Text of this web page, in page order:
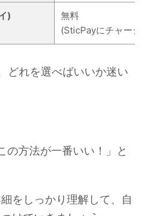
)
無料
(SticPayにチャー
どれを選べばいいか迷い
の方法が一番いい！」と
をしっかり理解して、自